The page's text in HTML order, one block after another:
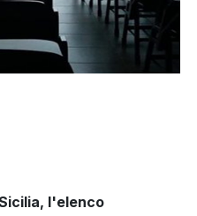
l'elenco